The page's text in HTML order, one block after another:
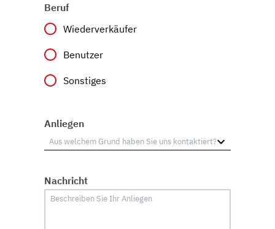
Beruf
Wiederverkäufer
Benutzer
Sonstiges
Anliegen
Nachricht